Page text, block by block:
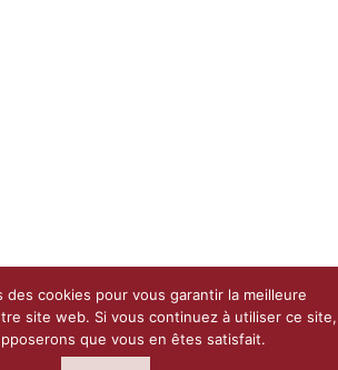
des cookies pour vous garantir la meilleure
site web. Si vous continuez à utiliser ce site,
que vous en êtes satisfait.